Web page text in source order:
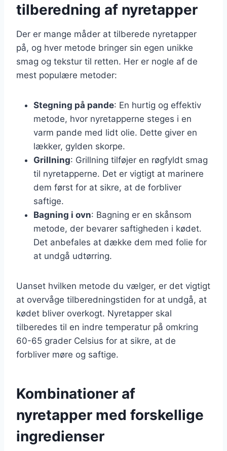
tilberedning af nyretapper
Der er mange måder at tilberede nyretapper
på, og hver metode bringer sin egen unikke
smag og tekstur til retten. Her er nogle af de
mest populære metoder:
Stegning på pande: En hurtig og effektiv
metode, hvor nyretapperne steges i en
varm pande med lidt olie. Dette giver en
lækker, gylden skorpe.
Grillning: Grillning tilføjer en røgfyldt smag
til nyretapperne. Det er vigtigt at marinere
dem først for at sikre, at de forbliver
saftige.
Bagning i ovn: Bagning er en skånsom
metode, der bevarer saftigheden i kødet.
Det anbefales at dække dem med folie for
at undgå udtørring.
Uanset hvilken metode du vælger, er det vigtigt
at overvåge tilberedningstiden for at undgå, at
kødet bliver overkogt. Nyretapper skal
tilberedes til en indre temperatur på omkring
60-65 grader Celsius for at sikre, at de
forbliver møre og saftige.
Kombinationer af
nyretapper med forskellige
ingredienser